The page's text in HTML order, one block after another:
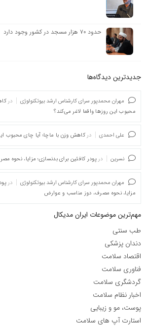
حدود ۷۰ هزار مسجد در کشور وجود دارد
جدیدترین دیدگاه‌‌ها
مهران محمدپور سرای کارشناس ارشد بیوتکنولوژی در
محبوب این روزها واقعا لاغر می‌کند؟
علی احمدی در کاهش وزن با ماچا؛ آیا چای محبوب
نسرین در پودر کافئین برای بدنسازی؛ مزایا، نحوه
مهران محمدپور سرای کارشناس ارشد بیوتکنولوژی در
مزایا، نحوه مصرف، دوز مناسب و عوارض
مهم‌ترین موضوعات ایران مدیکال
طب سنتی
دندان پزشکی
اقتصاد سلامت
فناوری سلامت
گردشگری سلامت
اخبار نظام سلامت
پوست، مو و زیبایی
استارت آپ های سلامت